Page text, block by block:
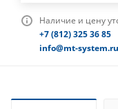
Наличие и цену
+7 (812) 325 36 85
info@mt-system.ru